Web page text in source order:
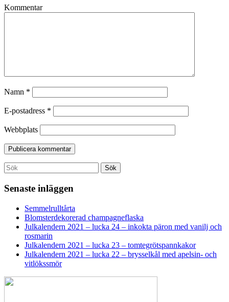
Kommentar
Namn *
E-postadress *
Webbplats
Search
for:
Sök
Senaste inläggen
Semmelrulltårta
Blomsterdekorerad champagneflaska
Julkalendern 2021 – lucka 24 – inkokta päron med vanilj och
rosmarin
Julkalendern 2021 – lucka 23 – tomtegrötspannkakor
Julkalendern 2021 – lucka 22 – brysselkål med apelsin- och
vitlökssmör